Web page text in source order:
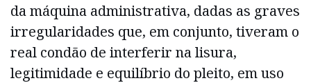
da máquina administrativa, dadas as graves
irregularidades que, em conjunto, tiveram o
real condão de interferir na lisura,
legitimidade e equilíbrio do pleito, em uso